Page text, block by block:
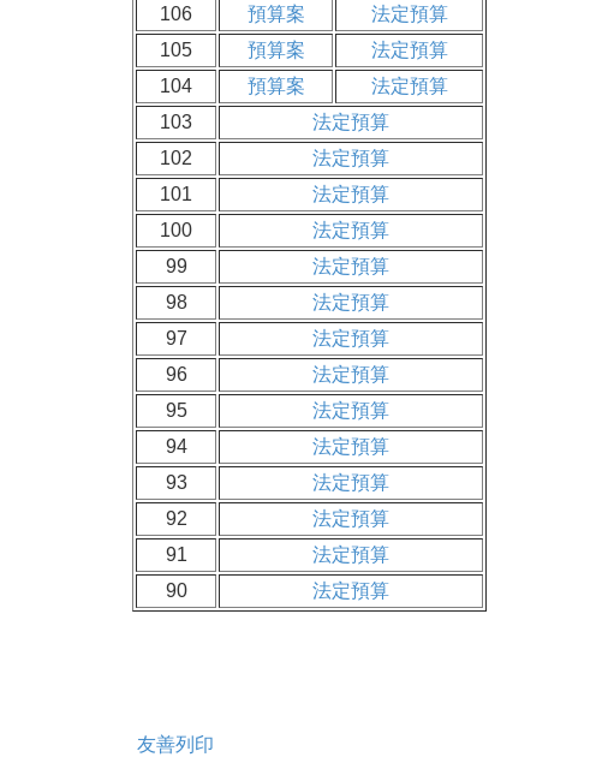
106
預算案
法定預算
105
預算案
法定預算
104
預算案
法定預算
103
法定預算
102
法定預算
101
法定預算
100
法定預算
99
法定預算
98
法定預算
97
法定預算
96
法定預算
95
法定預算
94
法定預算
93
法定預算
92
法定預算
91
法定預算
90
法定預算
友善列印